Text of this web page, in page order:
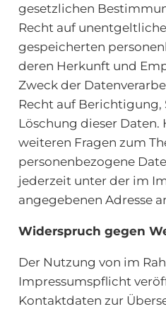
gesetzlichen
Recht auf
gespeicherten
deren Herkunft und
Zweck der
Recht auf Berichtigung,
Löschung dieser Daten.
weiteren Fragen zum
personenbezogene
jederzeit unter der im
angegebenen Adresse
Widerspruch gegen
Der Nutzung von im
Impressumspflicht
Kontaktdaten zur